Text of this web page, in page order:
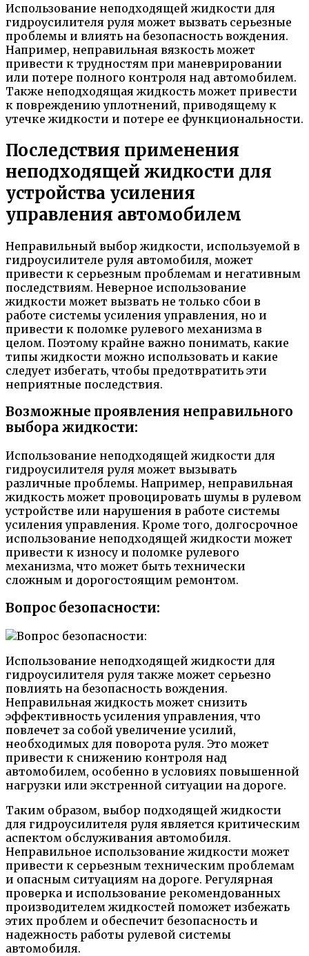
Использование неподходящей жидкости для
гидроусилителя руля может вызвать серьезные
проблемы и влиять на безопасность вождения.
Например, неправильная вязкость может
привести к трудностям при маневрировании
или потере полного контроля над автомобилем.
Также неподходящая жидкость может привести
к повреждению уплотнений, приводящему к
утечке жидкости и потере ее функциональности.
Последствия применения
неподходящей жидкости для
устройства усиления
управления автомобилем
Неправильный выбор жидкости, используемой в
гидроусилителе руля автомобиля, может
привести к серьезным проблемам и негативным
последствиям. Неверное использование
жидкости может вызвать не только сбои в
работе системы усиления управления, но и
привести к поломке рулевого механизма в
целом. Поэтому крайне важно понимать, какие
типы жидкости можно использовать и какие
следует избегать, чтобы предотвратить эти
неприятные последствия.
Возможные проявления неправильного
выбора жидкости:
Использование неподходящей жидкости для
гидроусилителя руля может вызывать
различные проблемы. Например, неправильная
жидкость может провоцировать шумы в рулевом
устройстве или нарушения в работе системы
усиления управления. Кроме того, долгосрочное
использование неподходящей жидкости может
привести к износу и поломке рулевого
механизма, что может быть технически
сложным и дорогостоящим ремонтом.
Вопрос безопасности:
Использование неподходящей жидкости для
гидроусилителя руля также может серьезно
повлиять на безопасность вождения.
Неправильная жидкость может снизить
эффективность усиления управления, что
повлечет за собой увеличение усилий,
необходимых для поворота руля. Это может
привести к снижению контроля над
автомобилем, особенно в условиях повышенной
нагрузки или экстренной ситуации на дороге.
Таким образом, выбор подходящей жидкости
для гидроусилителя руля является критическим
аспектом обслуживания автомобиля.
Неправильное использование жидкости может
привести к серьезным техническим проблемам
и опасным ситуациям на дороге. Регулярная
проверка и использование рекомендованных
производителем жидкостей поможет избежать
этих проблем и обеспечит безопасность и
надежность работы рулевой системы
автомобиля.